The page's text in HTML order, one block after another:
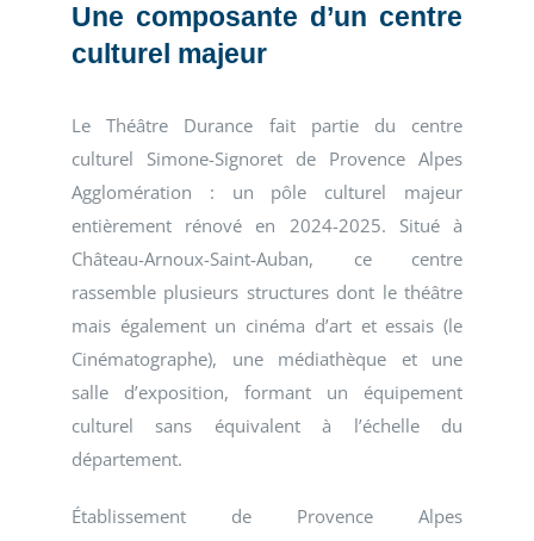
Une composante d’un centre
culturel majeur
Le Théâtre Durance fait partie du centre
culturel Simone-Signoret de Provence Alpes
Agglomération : un pôle culturel majeur
entièrement rénové en 2024-2025. Situé à
Château-Arnoux-Saint-Auban, ce centre
rassemble plusieurs structures dont le théâtre
mais également un cinéma d’art et essais (le
Cinématographe), une médiathèque et une
salle d’exposition, formant un équipement
culturel sans équivalent à l’échelle du
département.
Établissement de Provence Alpes